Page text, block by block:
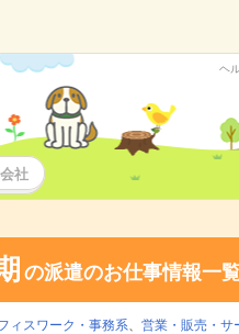
ヘ
社
の派遣のお仕事情報一
ィスワーク・事務系、 営業・販売・サ